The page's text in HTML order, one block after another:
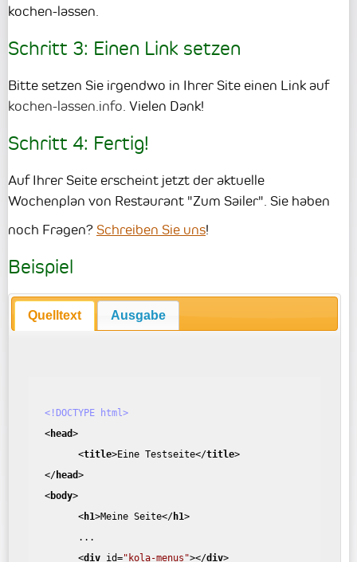
kochen-lassen.
Schritt 3: Einen Link setzen
Bitte setzen Sie irgendwo in Ihrer Site einen Link auf
kochen-lassen.info. Vielen Dank!
Schritt 4: Fertig!
Auf Ihrer Seite erscheint jetzt der aktuelle
Wochenplan von Restaurant "Zum Sailer". Sie haben
noch Fragen? Schreiben Sie uns!
Beispiel
Quelltext Ausgabe
<!DOCTYPE html>
<head>
<title>Eine Testseite</title>
</head>
<body>
<h1>Meine Seite</h1>
...
<div id="kola-menus"></div>